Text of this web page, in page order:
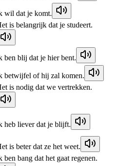
wil dat je komt.
is belangrijk dat je studeert.
ben blij dat je hier bent.
betwijfel of hij zal komen.
is nodig dat we vertrekken.
heb liever dat je blijft.
is beter dat ze het weet.
ben bang dat het gaat regenen.